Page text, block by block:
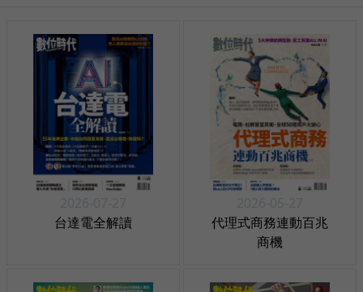
台達電全解讀
代理式商務連動百兆
商機